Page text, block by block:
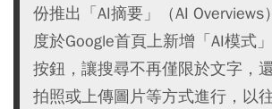
份推出「AI摘要」（AI Overviews
度於Google首頁上新增「AI模式」
按鈕，讓搜尋不再僅限於文字，
拍照或上傳圖片等方式進行，以